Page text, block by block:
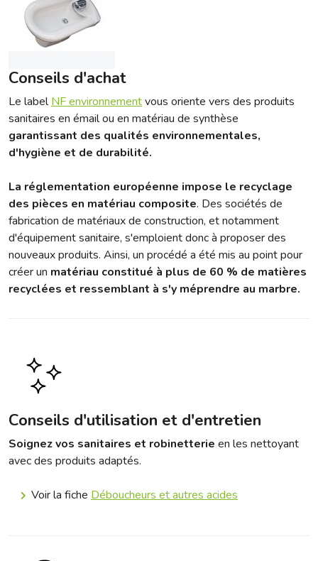
Conseils d'achat
Le labelNF environnementvous oriente vers des produits
sanitaires en émail ou en matériau de synthèse
garantissant des qualités environnementales,
d'hygiène et de durabilité.
La réglementation européenne impose le recyclage
des pièces en matériau composite. Des sociétés de
fabrication de matériaux de construction, et notamment
d'équipement sanitaire, s'emploient donc à proposer des
nouveaux produits. Ainsi, un procédé a été mis au point pour
créer un matériau constitué à plus de 60 % de matières
recyclées et ressemblant à s'y méprendre au marbre.
Conseils d'utilisation et d'entretien
Soignez vos sanitaires et robinetterie en les nettoyant
avec des produits adaptés.
Voir la fiche Déboucheurs et autres acides